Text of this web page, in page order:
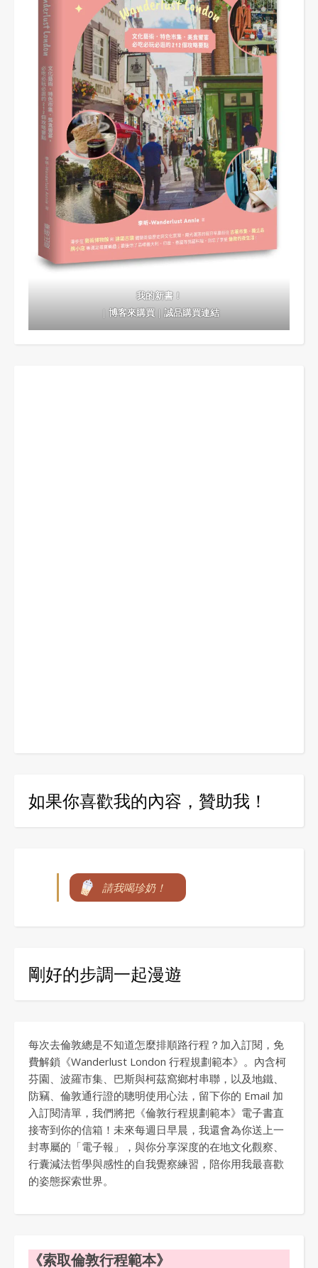
我的新書！
｜博客來購買｜誠品購買連結
如果你喜歡我的內容，贊助我！
請我喝珍奶！
剛好的步調一起漫遊
每次去倫敦總是不知道怎麼排順路行程？加入訂閱，免
費解鎖《Wanderlust London 行程規劃範本》。內含柯
芬園、波羅市集、巴斯與柯茲窩鄉村串聯，以及地鐵、
防竊、倫敦通行證的聰明使用心法，留下你的 Email 加
入訂閱清單，我們將把《倫敦行程規劃範本》電子書直
接寄到你的信箱！未來每週日早晨，我還會為你送上一
封專屬的「電子報」，與你分享深度的在地文化觀察、
行囊減法哲學與感性的自我覺察練習，陪你用我最喜歡
的姿態探索世界。
《索取倫敦行程範本》